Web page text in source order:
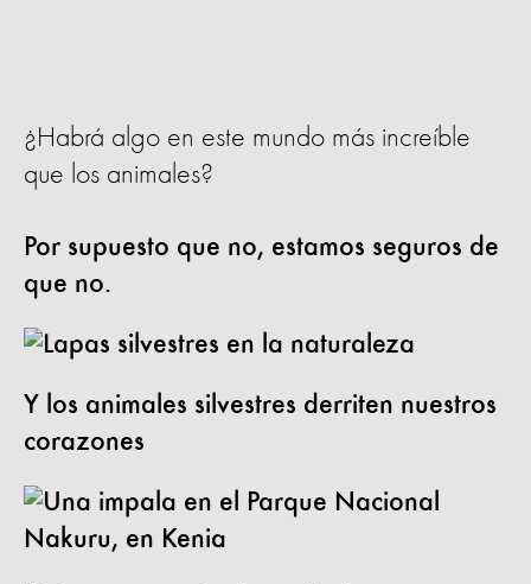
¿Habrá algo en este mundo más increíble
que los animales?
Por supuesto que no, estamos seguros de
que no.
Y los animales silvestres derriten nuestros
corazones